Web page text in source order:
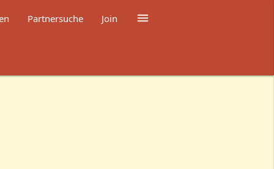

Partnersuche Join